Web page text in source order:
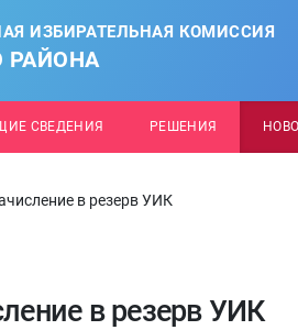
ИЗБИРАТЕЛЬНАЯ КОМИССИЯ
РАЙОНА
СВЕДЕНИЯ РЕШЕНИЯ
в резерв УИК
в резерв УИК